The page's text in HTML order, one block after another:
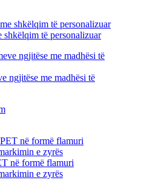
shkëlqim të personalizuar
ngjitëse me madhësi të
në formë flamuri
e zyrës